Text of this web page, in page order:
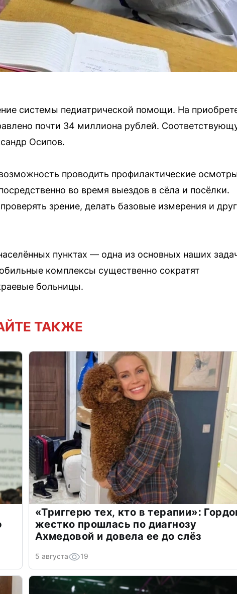
системы педиатрической помощи. На
почти 34 миллиона рублей.
Осипов.
проводить профилактические
во время выездов в сёла и посёлки.
зрение, делать базовые измерения и
пунктах — одна из основных наших
комплексы существенно сократят
больницы.
ТАКЖЕ
«Триггерю тех, кто в терапии»:
жестко прошлась по диагнозу
Ахмедовой и довела ее до слёз
5 августа 19